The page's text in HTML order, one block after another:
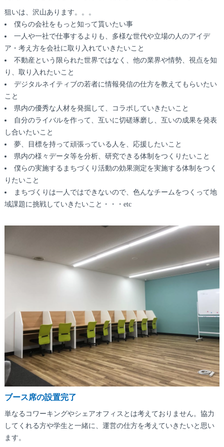
狙いは、沢山あります。。。
僕らの会社をもっと知って貰いたい事
一人や一社で仕事するよりも、多様な世代や立場の人のアイデ
ア・考え方を会社に取り入れていきたいこと
不動産という限られた世界ではなく、他の業界や情勢、視点を知
り、取り入れたいこと
デジタルネイティブの若者に情報発信の仕方を教えてもらいたい
こと
県内の優秀な人材を発掘して、コラボしていきたいこと
自分のライバルを作って、互いに切磋琢磨し、互いの成果を発表
し合いたいこと
夢、目標を持って頑張っている人を、応援したいこと
県内の様々データ等を分析、研究できる体制をつくりたいこと
僕らの実施するまちづくり活動の効果測定を実施する体制をつく
りたいこと
まちづくりは一人ではできないので、色んなチームをつくって地
域課題に挑戦していきたいこと・・・etc
ブース席の設置完了
単なるコワーキングやシェアオフィスとは考えておりません。協力
してくれる方や学生と一緒に、運営の仕方を考えていきたいと思い
ます。